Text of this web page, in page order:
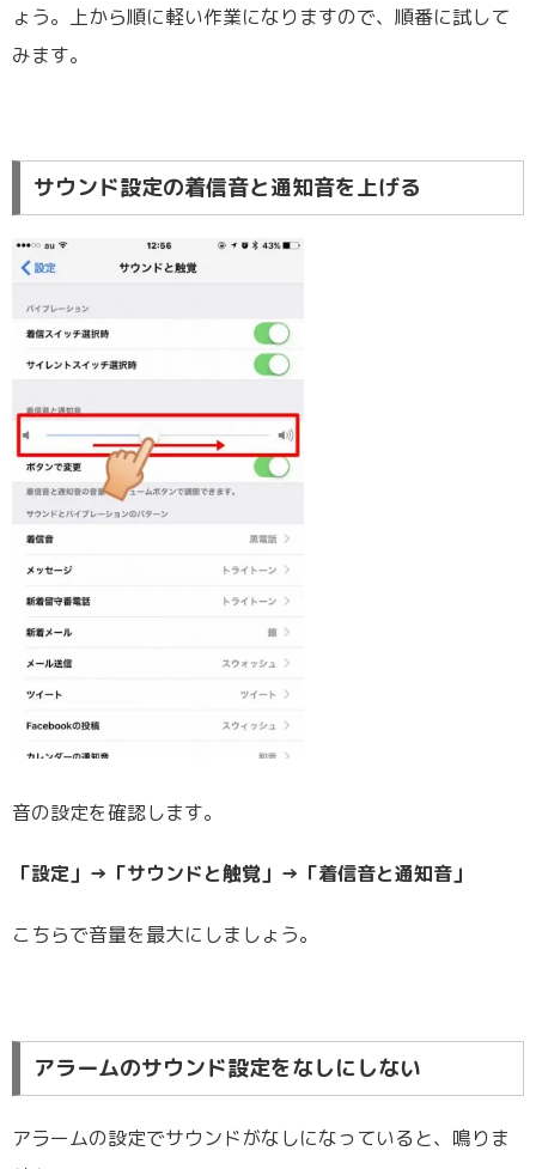
ょう。上から順に軽い作業になりますので、順番に試して
みます。
サウンド設定の着信音と通知音を上げる
音の設定を確認します。
「設定」→「サウンドと触覚」→「着信音と通知音」
こちらで音量を最大にしましょう。
アラームのサウンド設定をなしにしない
アラームの設定でサウンドがなしになっていると、鳴りま